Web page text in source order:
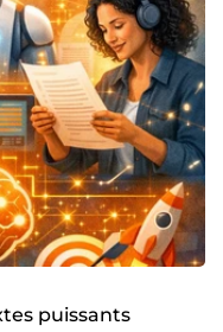
puissants